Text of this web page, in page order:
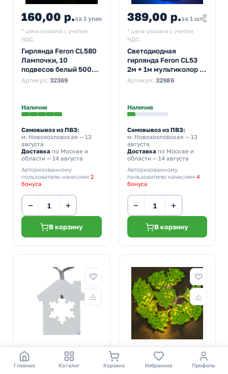
160,00 р.за 1 упак
* цена указана с учетом
НДС.
Гирлянда Feron CL580
Лампочки, 10
подвесов белый 5000K
IP20 3m+0.5m,
Артикул: 32369
Наличие
Самовывоз из ПВЗ:
м. Новохохловская — 13
августа
Доставка по Москве и
области — 14 августа
Авторизованному
пользователю начислим 2
бонуса
− +
В корзину
389,00 р.за 1 шт 427,90
* цена указана с учетом
НДС.
Светодиодная
гирлянда Feron CL53
2м + 1м мультиколор с
питанием от батареек
Артикул: 32986
Наличие
Самовывоз из ПВЗ:
м. Новохохловская — 13
августа
Доставкапо Москве и
области — 14 августа
Авторизованному
пользователю начислим 4
бонуса
− +
В корзину
574,36 р.за 1 шт
* цена указана с учетом
557,06 р.
* цена указана с учетом
Главная Каталог Корзина Избранное Профиль